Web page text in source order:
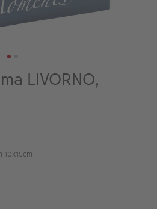
LIVORNO,
10x15cm